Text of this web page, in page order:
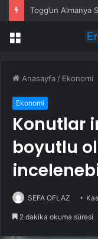
Togg’un Almanya
Menü
Anasayfa / Ekonomi
Ekonomi
Konutlar
boyutlu
SEFA OFLAZ
2 dakika okuma süresi